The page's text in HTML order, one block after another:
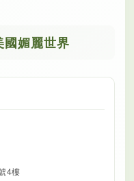
媚麗世界
4樓